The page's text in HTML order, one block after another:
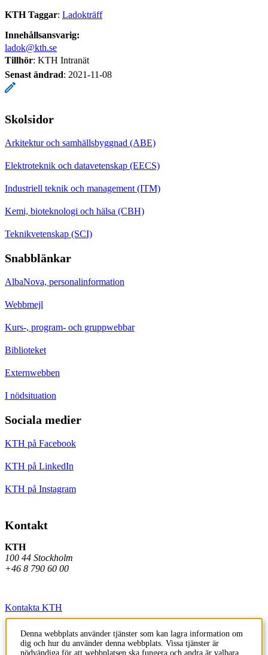
KTH Taggar: Ladokträff
Innehållsansvarig:
ladok@kth.se
Tillhör: KTH Intranät
Senast ändrad: 2021-11-08
Skolsidor
Arkitektur och samhällsbyggnad (ABE)
Elektroteknik och datavetenskap (EECS)
Industriell teknik och management (ITM)
Kemi, bioteknologi och hälsa (CBH)
Teknikvetenskap (SCI)
Snabblänkar
AlbaNova, personalinformation
Webbmejl
Kurs-, program- och gruppwebbar
Biblioteket
Externwebben
I nödsituation
Sociala medier
KTH på Facebook
KTH på LinkedIn
KTH på Instagram
Kontakt
KTH
100 44 Stockholm
+46 8 790 60 00
Kontakta KTH
Jobba på KTH
Press och media
Denna webbplats använder tjänster som kan lagra information om
dig och hur du använder denna webbplats. Vissa tjänster är
nödvändiga för att webbplatsen ska fungera och andra är valbara.